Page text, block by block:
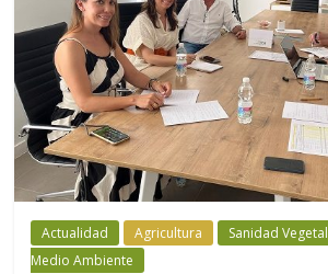
Actualidad Agricultura Sanidad Vegetal
Medio Ambiente